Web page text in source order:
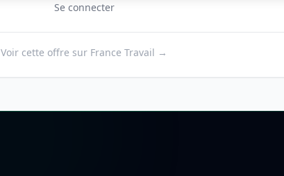
Se connecter
Voir cette offre sur France Travail →